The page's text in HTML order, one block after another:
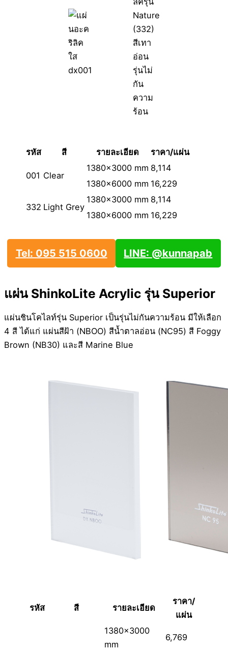
รหัส สี รายละเอียด ราคา/แผ่น
001 Clear
1380×3000 mm 8,114
1380×6000 mm 16,229
332 Light Grey
1380×3000 mm 8,114
1380×6000 mm 16,229
Tel: 095 515 0600 LINE: @kunnapab
แผ่น ShinkoLite Acrylic รุ่น Superior
แผ่นชินโคไลท์รุ่น Superior เป็นรุ่นไม่กันความร้อน มีให้เลือก
4 สี ได้แก่ แผ่นสีฝ้า (NBOO) สีน้ำตาลอ่อน (NC95) สี Foggy
Brown (NB30) และสี Marine Blue
รหัส สี รายละเอียด
ราคา/
แผ่น
1380×3000
mm
6,769